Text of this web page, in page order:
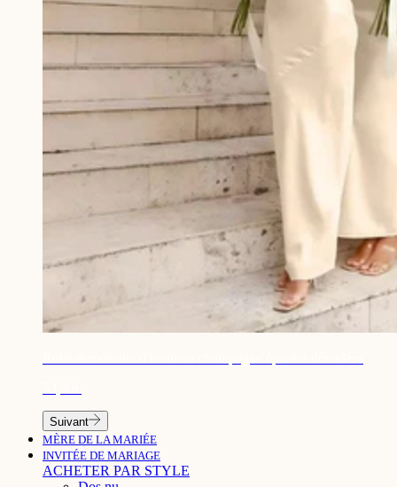
Suivant
MÈRE DE LA MARIÉE
INVITÉE DE MARIAGE
ACHETER PAR STYLE